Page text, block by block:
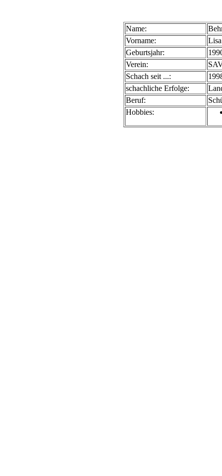
Name:
Vorname:
Lisa
Geburtsjahr:
Verein:
Schach seit ...:
schachliche Erfolge:
Beruf:
Hobbies: